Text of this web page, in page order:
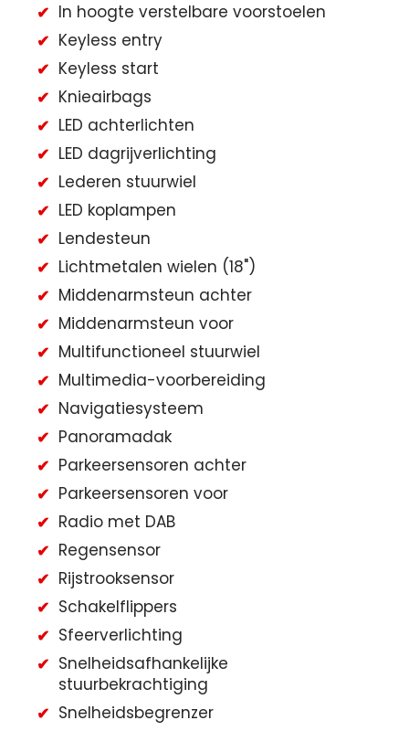
In hoogte verstelbare voorstoelen
Keyless entry
Keyless start
Knieairbags
LED achterlichten
LED dagrijverlichting
Lederen stuurwiel
LED koplampen
Lendesteun
Lichtmetalen wielen (18")
Middenarmsteun achter
Middenarmsteun voor
Multifunctioneel stuurwiel
Multimedia-voorbereiding
Navigatiesysteem
Panoramadak
Parkeersensoren achter
Parkeersensoren voor
Radio met DAB
Regensensor
Rijstrooksensor
Schakelflippers
Sfeerverlichting
Snelheidsafhankelijke
stuurbekrachtiging
Snelheidsbegrenzer